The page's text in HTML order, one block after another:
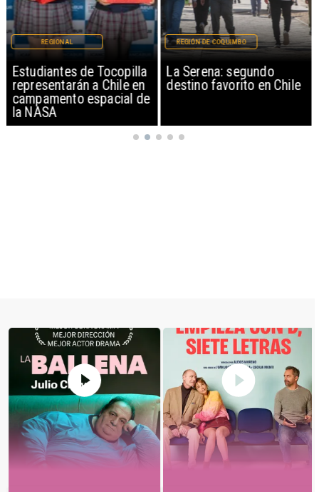
Estudiantes de Tocopilla
representarán a Chile en
campamento espacial de
la NASA
REGIONAL
La Serena: segundo
destino favorito en Chile
REGIÓN DE COQUIMBO